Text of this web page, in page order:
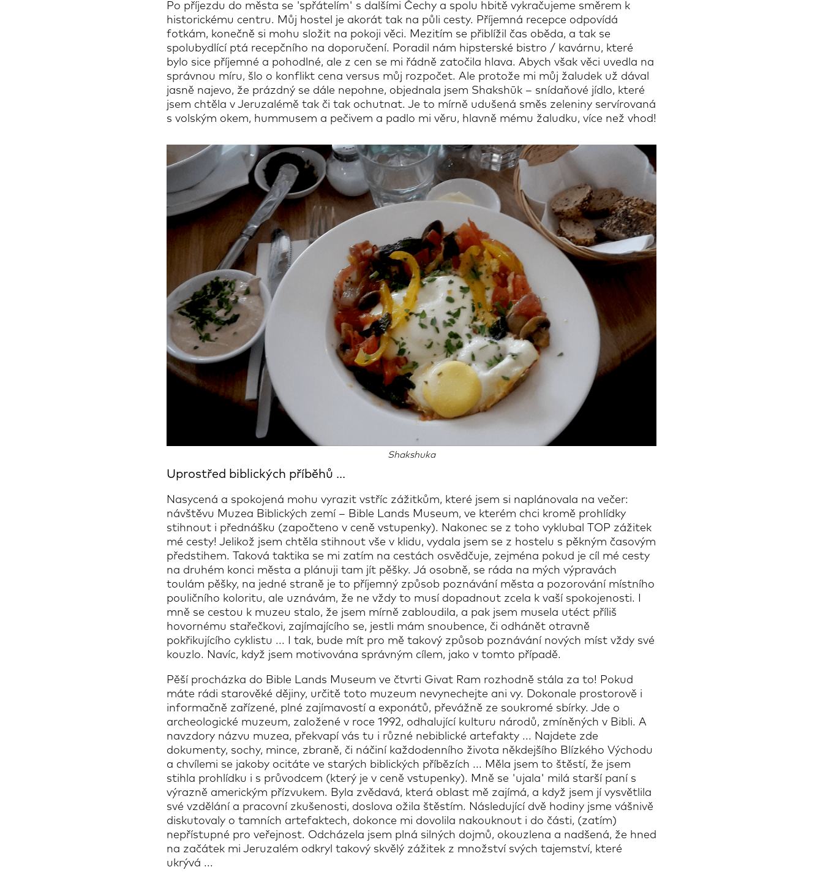
Po příjezdu do města se 'spřátelím' s dalšími Čechy a spolu hbitě vykračujeme směrem k
historickému centru. Můj hostel je akorát tak na půli cesty. Příjemná recepce odpovídá
fotkám, konečně si mohu složit na pokoji věci. Mezitím se přiblížil čas oběda, a tak se
spolubydlící ptá recepčního na doporučení. Poradil nám hipsterské bistro / kavárnu, které
bylo sice příjemné a pohodlné, ale z cen se mi řádně zatočila hlava. Abych však věci uvedla na
správnou míru, šlo o konflikt cena versus můj rozpočet. Ale protože mi můj žaludek už dával
jasně najevo, že prázdný se dále nepohne, objednala jsem Shakshūk – snídaňové jídlo, které
jsem chtěla v Jeruzalémě tak či tak ochutnat. Je to mírně udušená směs zeleniny servírovaná
s volským okem, hummusem a pečivem a padlo mi věru, hlavně mému žaludku, více než vhod!
Shakshuka
Uprostřed biblických příběhů ...
Nasycená a spokojená mohu vyrazit vstříc zážitkům, které jsem si naplánovala na večer:
návštěvu Muzea Biblických zemí – Bible Lands Museum, ve kterém chci kromě prohlídky
stihnout i přednášku (započteno v ceně vstupenky). Nakonec se z toho vyklubal TOP zážitek
mé cesty! Jelikož jsem chtěla stihnout vše v klidu, vydala jsem se z hostelu s pěkným časovým
předstihem. Taková taktika se mi zatím na cestách osvědčuje, zejména pokud je cíl mé cesty
na druhém konci města a plánuji tam jít pěšky. Já osobně, se ráda na mých výpravách
toulám pěšky, na jedné straně je to příjemný způsob poznávání města a pozorování místního
pouličního koloritu, ale uznávám, že ne vždy to musí dopadnout zcela k vaší spokojenosti. I
mně se cestou k muzeu stalo, že jsem mírně zabloudila, a pak jsem musela utéct příliš
hovornému stařečkovi, zajímajícího se, jestli mám snoubence, či odhánět otravně
pokřikujícího cyklistu ... I tak, bude mít pro mě takový způsob poznávání nových míst vždy své
kouzlo. Navíc, když jsem motivována správným cílem, jako v tomto případě.
Pěší procházka do Bible Lands Museum ve čtvrti Givat Ram rozhodně stála za to! Pokud
máte rádi starověké dějiny, určitě toto muzeum nevynechejte ani vy. Dokonale prostorově i
informačně zařízené, plné zajímavostí a exponátů, převážně ze soukromé sbírky. Jde o
archeologické muzeum, založené v roce 1992, odhalující kulturu národů, zmíněných v Bibli. A
navzdory názvu muzea, překvapí vás tu i různé nebiblické artefakty ... Najdete zde
dokumenty, sochy, mince, zbraně, či náčiní každodenního života někdejšího Blízkého Východu
a chvílemi se jakoby ocitáte ve starých biblických příbězích ... Měla jsem to štěstí, že jsem
stihla prohlídku i s průvodcem (který je v ceně vstupenky). Mně se 'ujala' milá starší paní s
výrazně americkým přízvukem. Byla zvědavá, která oblast mě zajímá, a když jsem jí vysvětlila
své vzdělání a pracovní zkušenosti, doslova ožila štěstím. Následující dvě hodiny jsme vášnivě
diskutovaly o tamních artefaktech, dokonce mi dovolila nakouknout i do části, (zatím)
nepřístupné pro veřejnost. Odcházela jsem plná silných dojmů, okouzlena a nadšená, že hned
na začátek mi Jeruzalém odkryl takový skvělý zážitek z množství svých tajemství, které
ukrývá ...